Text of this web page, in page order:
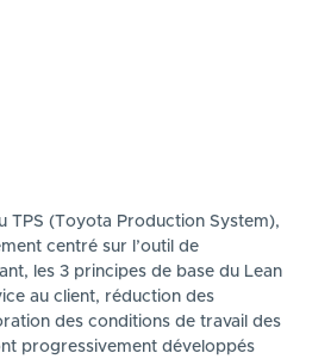
TPS (Toyota Production System),
centré sur l’outil de
les 3 principes de base du Lean
au client, réduction des
des conditions de travail des
progressivement développés